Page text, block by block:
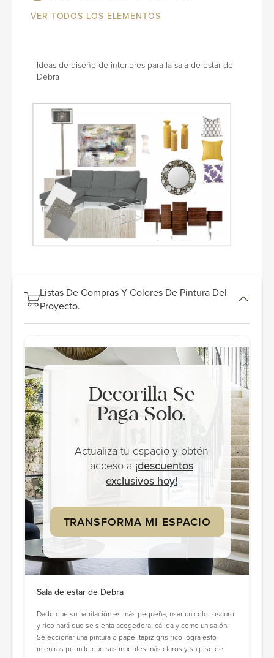
VER TODOS LOS ELEMENTOS
Ideas de diseño de interiores para la sala de estar de
Debra
Listas De Compras Y Colores De Pintura Del
Proyecto.
Decorilla Se
Paga Solo.
Actualiza tu espacio y obtén
acceso a ¡descuentos
exclusivos hoy!
TRANSFORMA MI ESPACIO
Sala de estar de Debra
Dado que su habitación es más pequeña, usar un color oscuro
y rico hará que se sienta acogedora, cálida y como un salón.
Seleccionar una pintura o papel tapiz gris rico logra esto
mientras permite que sus muebles más claros y su piso de